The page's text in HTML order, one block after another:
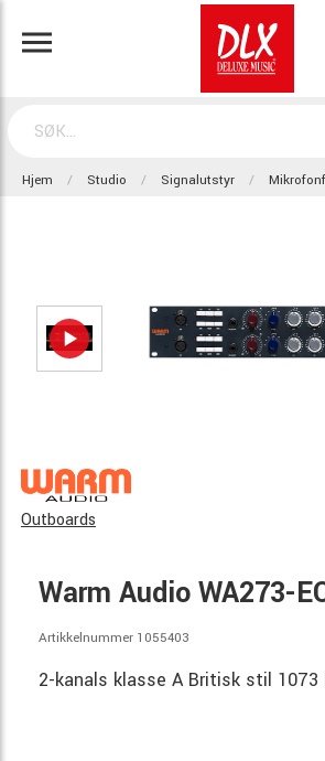
Hjem Studio Signalutstyr
Outboards
Warm Audio WA273-
Artikkelnummer 1055403
2-kanals klasse A Britisk stil 1073